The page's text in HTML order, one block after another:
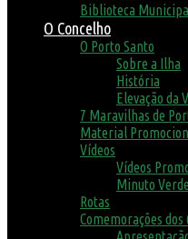
Biblioteca
O Concelho
O Porto Santo
Sobre a Ilha
História
Elevação da
7 Maravilhas de
Material
Vídeos
Vídeos
Minuto Verde
Rotas
Comemorações dos